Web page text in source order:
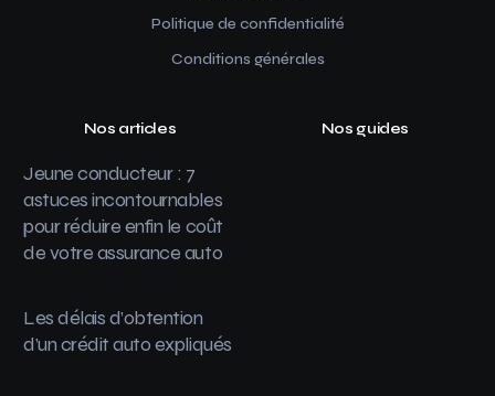
Politique de confidentialité
Conditions générales
Nos articles
Jeune conducteur : 7
astuces incontournables
pour réduire enfin le coût
de votre assurance auto
Les délais d’obtention
d’un crédit auto expliqués
Nos guides